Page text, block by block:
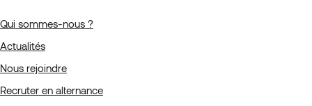
Qui sommes-nous ?
Actualités
Nous rejoindre
Recruter en alternance